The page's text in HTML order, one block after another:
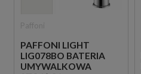
PAFFONI LIGHT
LIG078BO BATERIA
UMYWALKOWA